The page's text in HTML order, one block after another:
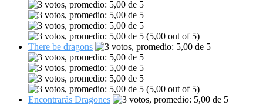
(5,00 out of 5)
There be dragons
(5,00 out of 5)
Encontrarás Dragones